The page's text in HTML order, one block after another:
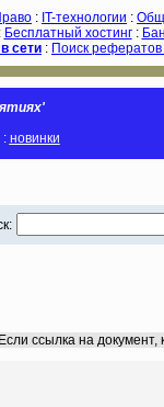
: IT-технологии :
: Бесплатный хостинг:
сети : Поиск рефератов
: новинки
Если ссылка на